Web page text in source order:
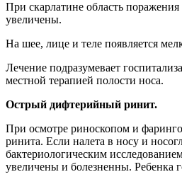
При скарлатине область
увеличены.
На шее, лице и теле появляется
Лечение подразумевает
местной терапией полости носа.
Острый дифтерийный ринит.
При осмотре риноскопом и
ринита. Если налета в носу и
бактериологическим
увеличены и болезненны. Ребенка